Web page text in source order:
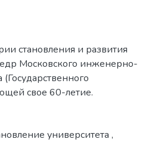
становления и развития
Московского инженерно-
свое 60-летие.
университета ,